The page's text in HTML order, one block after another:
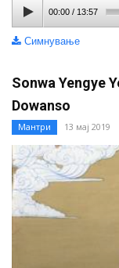
00:00/ 13:57
Симнување
Sonwa Yengye
Dowanso
Мантри 13 мај 2019